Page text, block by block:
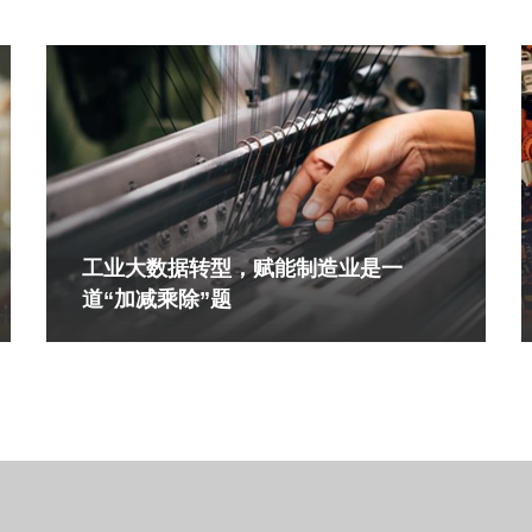
工业大数据转型，赋能制造业是一
道“加减乘除”题